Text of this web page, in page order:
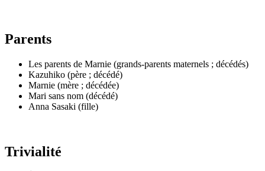
Parents
Les parents de Marnie (grands-parents maternels ; décédés)
Kazuhiko (père ; décédé)
Marnie (mère ; décédée)
Mari sans nom (décédé)
Anna Sasaki (fille)
Trivialité